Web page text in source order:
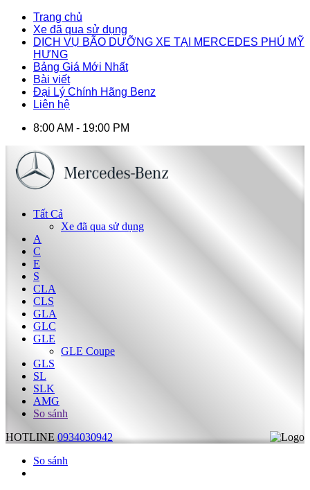
Trang chủ
Xe đã qua sử dụng
DỊCH VỤ BÃO DƯỠNG XE TẠI MERCEDES PHÚ MỸ
HƯNG
Bảng Giá Mới Nhất
Bài viết
Đại Lý Chính Hãng Benz
Liên hệ
8:00 AM - 19:00 PM
Tất Cả
Xe đã qua sử dụng
A
C
E
S
CLA
CLS
GLA
GLC
GLE
GLE Coupe
GLS
SL
SLK
AMG
So sánh
HOTLINE 0934030942
So sánh